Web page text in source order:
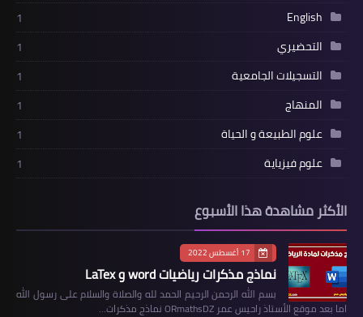
English
1
التحضيري
1
التسجيلات الجامعية
1
المنهاج
1
علوم الطبيعة و الحياة
1
علوم فيزياية
1
الأكثر مشاهدة هذا الأسبوع
17 أغسطس 2022
نماذج مذكرات رياضيات word و LaTex
بسم الله الرحمن الرحيم الحمد لله والصلاة والسلام على رسول الله
اما بعد موقع الأستاذ راحيس عمر ORmathsDZ نماذج مذكرات…